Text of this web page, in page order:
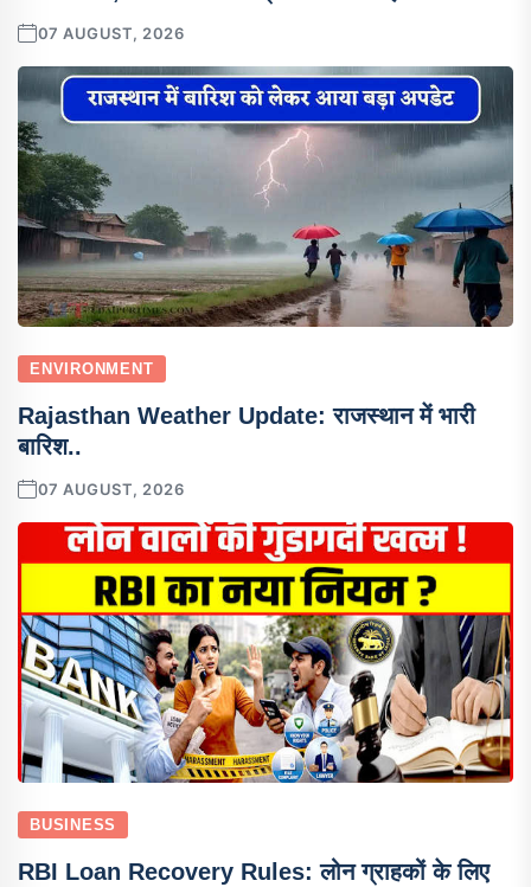
07 AUGUST, 2026
ENVIRONMENT
Rajasthan Weather Update: राजस्थान में भारी
बारिश..
07 AUGUST, 2026
BUSINESS
RBI Loan Recovery Rules: लोन ग्राहकों के लिए